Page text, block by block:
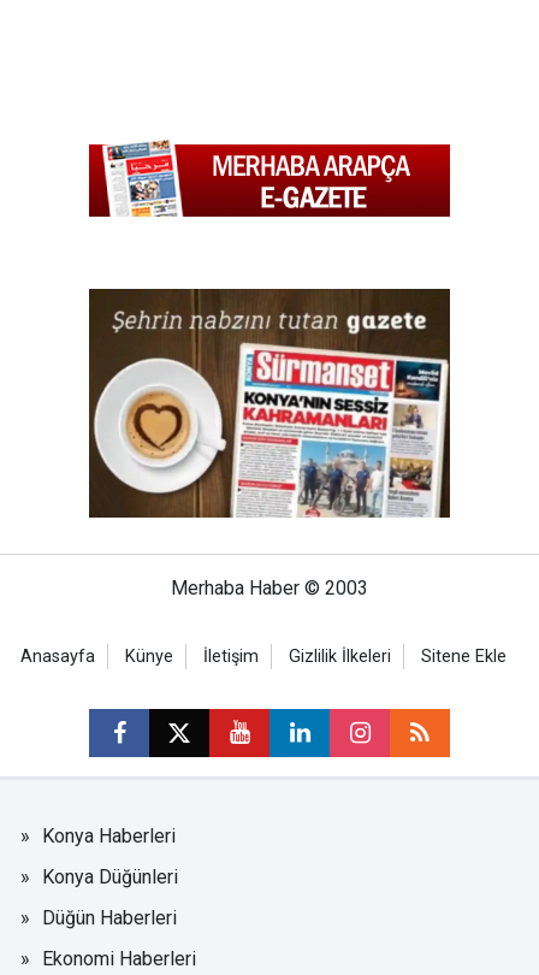
Merhaba Haber © 2003
Anasayfa Künye İletişim Gizlilik İlkeleri Sitene Ekle
Konya Haberleri
Konya Düğünleri
Düğün Haberleri
Ekonomi Haberleri